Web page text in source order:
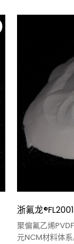
浙氟龙
聚偏氟乙烯
元NCM材料体系